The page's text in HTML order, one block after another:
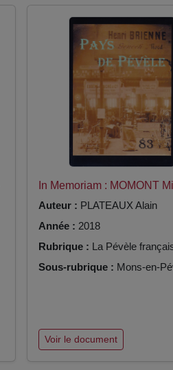
In Memoriam : MOMONT
Auteur : PLATEAUX Alain
Année : 2018
Rubrique : La Pévèle
Sous-rubrique : Mons-en-
Voir le document